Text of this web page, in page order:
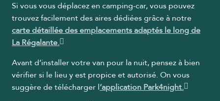
Si vous vous déplacez en camping-car, vous pouvez
trouvez facilement des aires dédiées grâce à notre
carte détaillée des emplacements adaptés le long de
La Régalante.
Avant d’installer votre van pour la nuit, pensez à bien
vérifier si le lieu y est propice et autorisé. On vous
suggère de télécharger l’application Park4night.